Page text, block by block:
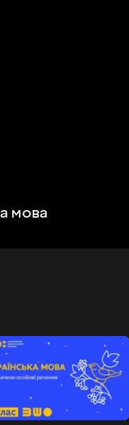
мова